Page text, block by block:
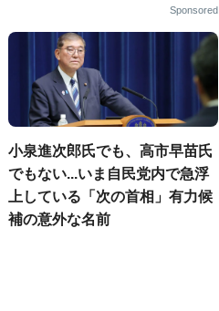
Sponsored
小泉進次郎氏でも、高市早苗氏
でもない...いま自民党内で急浮
上している「次の首相」有力候
補の意外な名前